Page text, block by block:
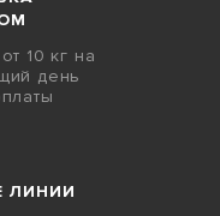
10 кг на
день
ЛИНИИ